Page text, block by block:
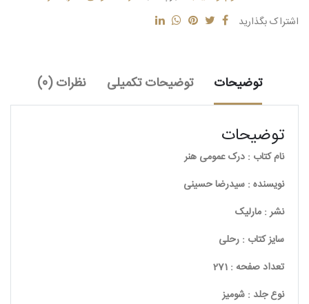
اشتراک بگذارید
توضیحات توضیحات تکمیلی نظرات (0)
توضیحات
نام کتاب : درک عمومی هنر
نویسنده : سیدرضا حسینی
نشر : مارلیک
سایز کتاب : رحلی
تعداد صفحه : 271
نوع جلد : شومیز